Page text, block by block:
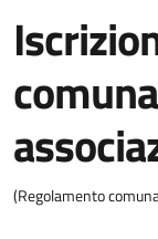
(Regolamento